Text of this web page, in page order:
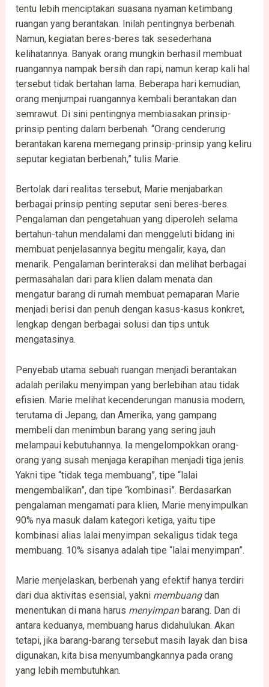
tentu lebih menciptakan suasana nyaman ketimbang
ruangan yang berantakan. Inilah pentingnya berbenah.
Namun, kegiatan beres-beres tak sesederhana
kelihatannya. Banyak orang mungkin berhasil membuat
ruangannya nampak bersih dan rapi, namun kerap kali hal
tersebut tidak bertahan lama. Beberapa hari kemudian,
orang menjumpai ruangannya kembali berantakan dan
semrawut. Di sini pentingnya membiasakan prinsip-
prinsip penting dalam berbenah. “Orang cenderung
berantakan karena memegang prinsip-prinsip yang keliru
seputar kegiatan berbenah,” tulis Marie.
Bertolak dari realitas tersebut, Marie menjabarkan
berbagai prinsip penting seputar seni beres-beres.
Pengalaman dan pengetahuan yang diperoleh selama
bertahun-tahun mendalami dan menggeluti bidang ini
membuat penjelasannya begitu mengalir, kaya, dan
menarik. Pengalaman berinteraksi dan melihat berbagai
permasahalan dari para klien dalam menata dan
mengatur barang di rumah membuat pemaparan Marie
menjadi berisi dan penuh dengan kasus-kasus konkret,
lengkap dengan berbagai solusi dan tips untuk
mengatasinya.
Penyebab utama sebuah ruangan menjadi berantakan
adalah perilaku menyimpan yang berlebihan atau tidak
efisien. Marie melihat kecenderungan manusia modern,
terutama di Jepang, dan Amerika, yang gampang
membeli dan menimbun barang yang sering jauh
melampaui kebutuhannya. Ia mengelompokkan orang-
orang yang susah menjaga kerapihan menjadi tiga jenis.
Yakni tipe “tidak tega membuang”, tipe “lalai
mengembalikan”, dan tipe “kombinasi”. Berdasarkan
pengalaman mengamati para klien, Marie menyimpulkan
90% nya masuk dalam kategori ketiga, yaitu tipe
kombinasi alias lalai menyimpan sekaligus tidak tega
membuang. 10% sisanya adalah tipe “lalai menyimpan”.
Marie menjelaskan, berbenah yang efektif hanya terdiri
dari dua aktivitas esensial, yakni membuangdan
menentukan di mana harus menyimpanbarang. Dan di
antara keduanya, membuang harus didahulukan. Akan
tetapi, jika barang-barang tersebut masih layak dan bisa
digunakan, kita bisa menyumbangkannya pada orang
yang lebih membutuhkan.